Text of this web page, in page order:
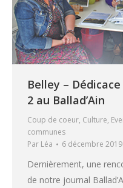
Belley –
2 au Ballad’Ain
Coup de coeur, Culture,
communes
Par Léa 6 décembre 2019
Dernièrement, une
de notre journal